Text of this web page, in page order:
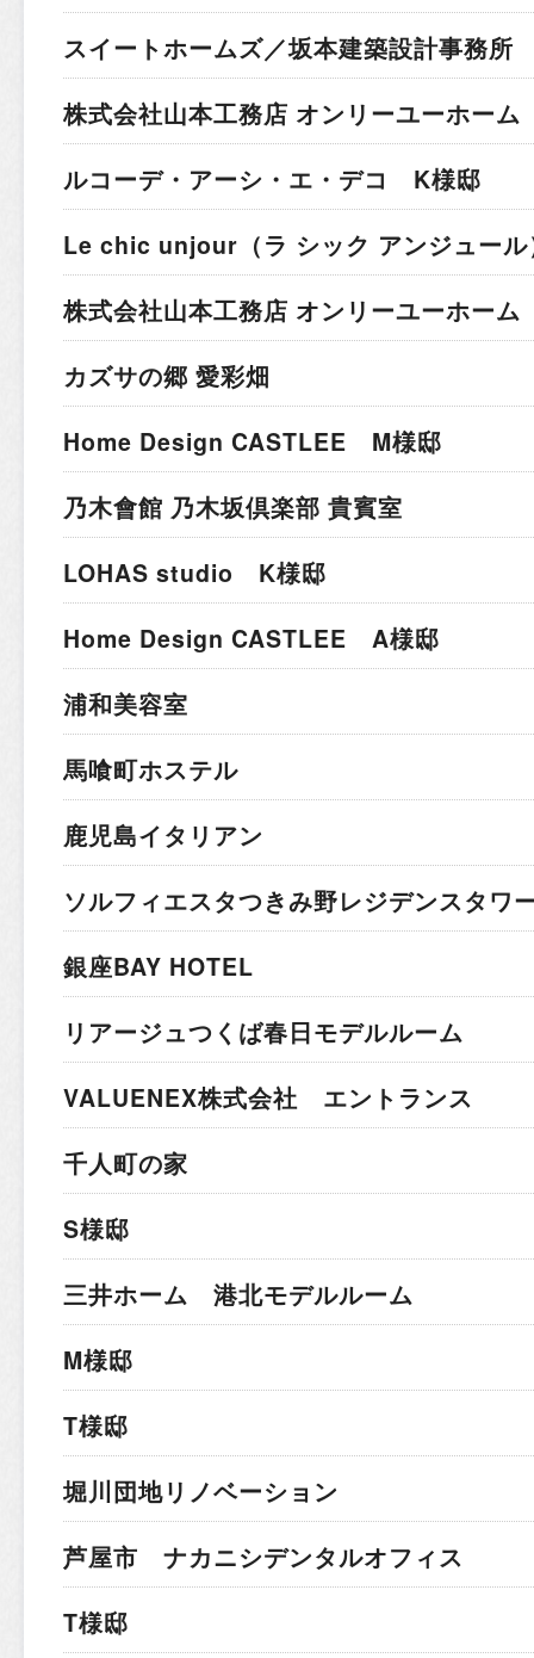
スイートホームズ／坂本建築設計事務
株式会社山本工務店 オンリーユーホー
ルコーデ・アーシ・エ・デコ K様邸
Le chic unjour（ラ シック アンジュール
株式会社山本工務店 オンリーユーホー
カズサの郷 愛彩畑
Home Design CASTLEE M様邸
乃木會館 乃木坂倶楽部 貴賓室
LOHAS studio K様邸
Home Design CASTLEE A様邸
浦和美容室
馬喰町ホステル
鹿児島イタリアン
ソルフィエスタつきみ野レジデンスタワ
銀座BAY HOTEL
リアージュつくば春日モデルルーム
VALUENEX株式会社 エントランス
千人町の家
S様邸
三井ホーム 港北モデルルーム
M様邸
T様邸
堀川団地リノベーション
芦屋市 ナカニシデンタルオフィス
T様邸